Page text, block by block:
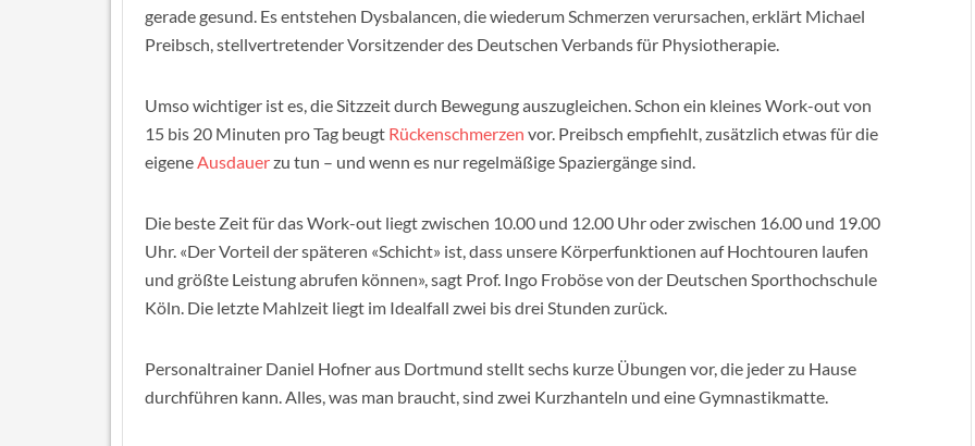
gerade gesund. Es entstehen Dysbalancen, die wiederum Schmerzen verursachen, erklärt Michael
Preibsch, stellvertretender Vorsitzender des Deutschen Verbands für Physiotherapie.
Umso wichtiger ist es, die Sitzzeit durch Bewegung auszugleichen. Schon ein kleines Work-out von
15 bis 20 Minuten pro Tag beugt Rückenschmerzen vor. Preibsch empfiehlt, zusätzlich etwas für die
eigeneAusdauerzu tun – und wenn es nur regelmäßige Spaziergänge sind.
Die beste Zeit für das Work-out liegt zwischen 10.00 und 12.00 Uhr oder zwischen 16.00 und 19.00
Uhr. «Der Vorteil der späteren «Schicht» ist, dass unsere Körperfunktionen auf Hochtouren laufen
und größte Leistung abrufen können», sagt Prof. Ingo Froböse von der Deutschen Sporthochschule
Köln. Die letzte Mahlzeit liegt im Idealfall zwei bis drei Stunden zurück.
Personaltrainer Daniel Hofner aus Dortmund stellt sechs kurze Übungen vor, die jeder zu Hause
durchführen kann. Alles, was man braucht, sind zwei Kurzhanteln und eine Gymnastikmatte.